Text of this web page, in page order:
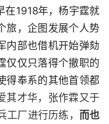
在1918年，杨宇霆就
旅，企图发展个人势
内部也借机开始弹劾
仅仅只落得个撤职的
得奉系的其他首领都
其才华，张作霖又于
工厂进行历练， 而也